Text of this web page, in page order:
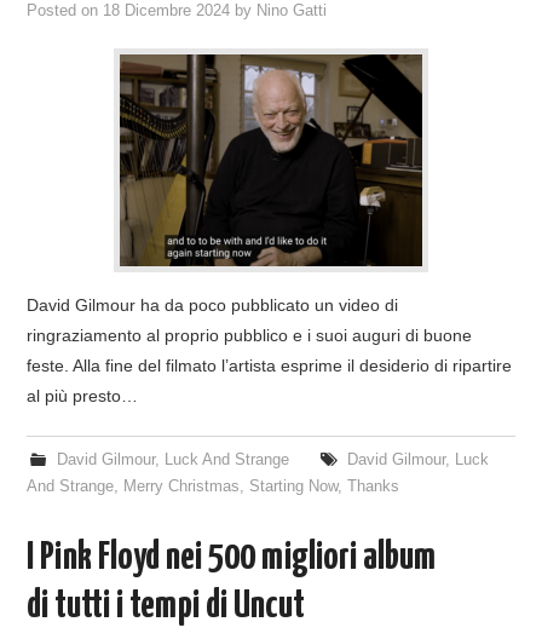
Posted on 18 Dicembre 2024 by Nino Gatti
David Gilmour ha da poco pubblicato un video di
ringraziamento al proprio pubblico e i suoi auguri di buone
feste. Alla fine del filmato l’artista esprime il desiderio di ripartire
al più presto…
David Gilmour, Luck And Strange David Gilmour, Luck
And Strange, Merry Christmas, Starting Now,Thanks
I Pink Floyd nei 500 migliori album
di tutti i tempi di Uncut